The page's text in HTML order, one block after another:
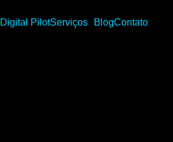
Digital PilotServiços BlogContato